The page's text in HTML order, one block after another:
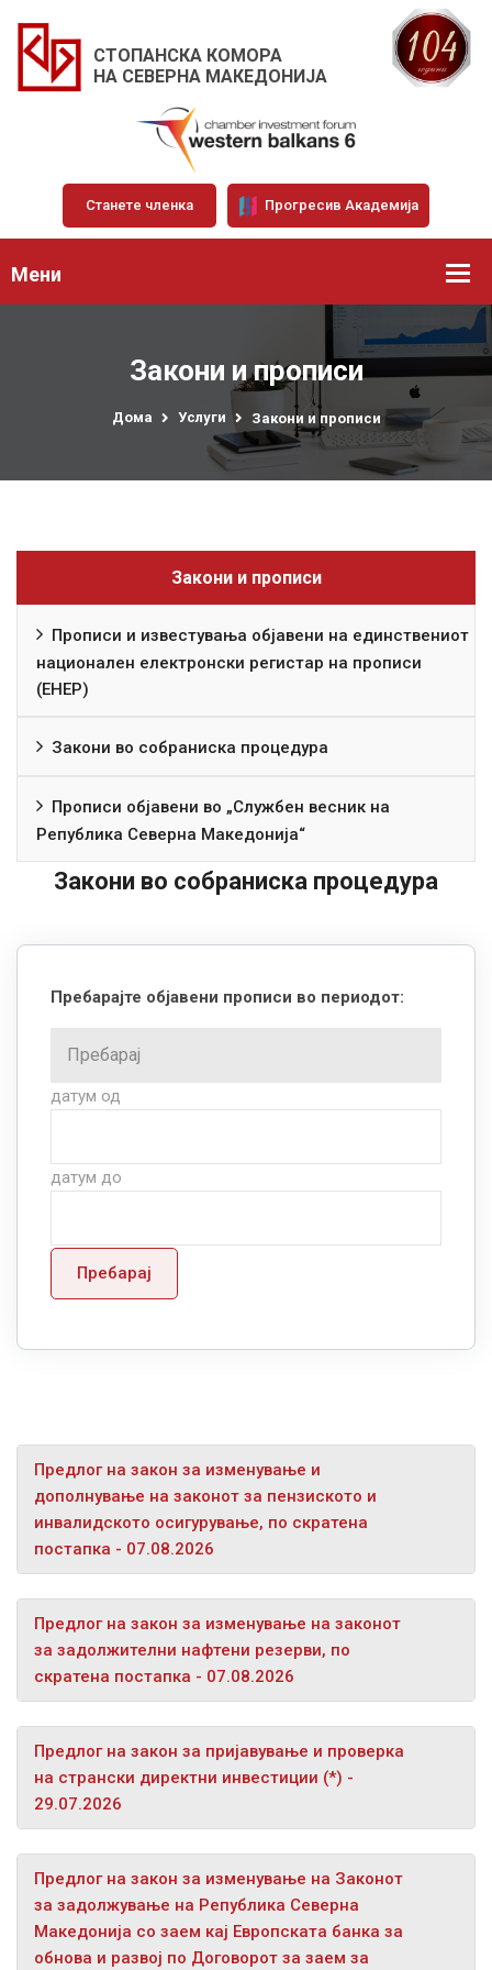
СТОПАНСКА КОМОРА
НА СЕВЕРНА МАКЕДОНИЈА
Станете членка Прогресив Академија
Мени
Закони и прописи
Дома Услуги Закони и прописи
Закони и прописи
Прописи и известувања објавени на единствениот
национален електронски регистар на прописи
(ЕНЕР)
Закони во собраниска процедура
Прописи објавени во „Службен весник на
Република Северна Македонија“
Закони во собраниска процедура
Пребарајте објавени прописи во периодот:
датум од
датум до
Пребарај
Предлог на закон за изменување и
дополнување на законот за пензиското и
инвалидското осигурување, по скратена
постапка - 07.08.2026
Предлог на закон за изменување на законот
за задолжителни нафтени резерви, по
скратена постапка - 07.08.2026
Предлог на закон за пријавување и проверка
на странски директни инвестиции (*) -
29.07.2026
Предлог на закон за изменување на Законот
за задолжување на Република Северна
Македонија со заем кај Европската банка за
обнова и развој по Договорот за заем за